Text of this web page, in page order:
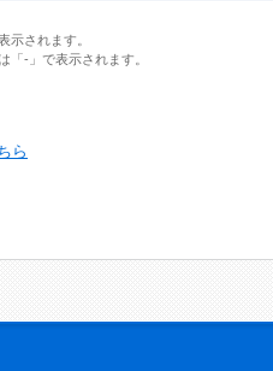
示されます。
「-」で表示されます。
ら